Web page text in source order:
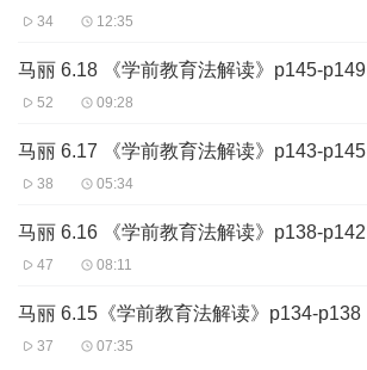
34 12:35
马丽 6.18 《学前教育法解读》p145-p149
52 09:28
马丽 6.17 《学前教育法解读》p143-p145
38 05:34
马丽 6.16 《学前教育法解读》p138-p142
47 08:11
马丽 6.15《学前教育法解读》p134-p138
37 07:35